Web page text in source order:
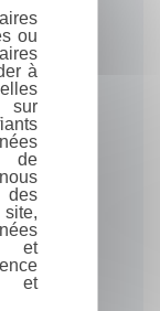
ou
à
sur
de
des
et
et